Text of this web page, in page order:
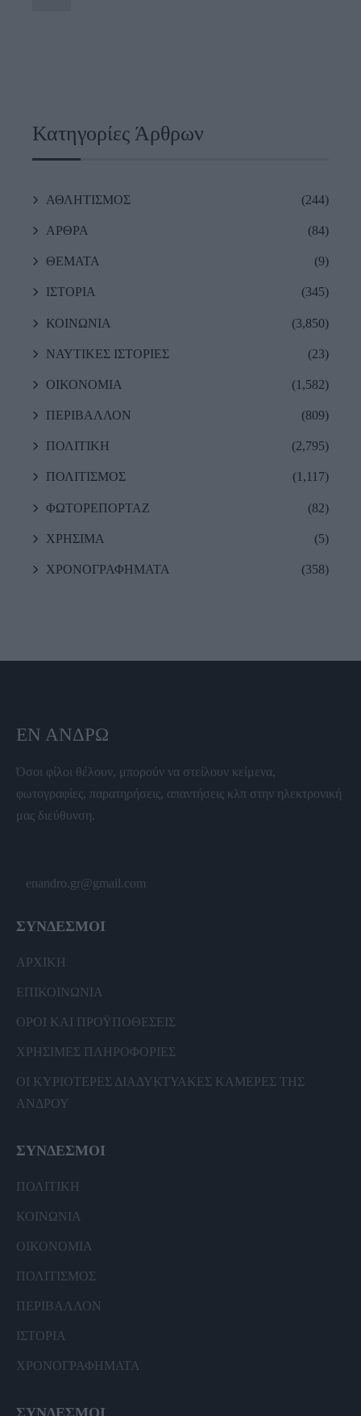
Κατηγορίες Άρθρων
ΑΘΛΗΤΙΣΜΟΣ (244)
ΑΡΘΡΑ (84)
ΘΕΜΑΤΑ (9)
ΙΣΤΟΡΙΑ (345)
ΚΟΙΝΩΝΙΑ (3,850)
ΝΑΥΤΙΚΕΣ ΙΣΤΟΡΙΕΣ (23)
ΟΙΚΟΝΟΜΙΑ (1,582)
ΠΕΡΙΒΑΛΛΟΝ (809)
ΠΟΛΙΤΙΚΗ (2,795)
ΠΟΛΙΤΙΣΜΟΣ (1,117)
ΦΩΤΟΡΕΠΟΡΤΑΖ (82)
ΧΡΗΣΙΜΑ (5)
ΧΡΟΝΟΓΡΑΦΗΜΑΤΑ (358)
ΕΝ ΆΝΔΡΩ
Όσοι φίλοι θέλουν, μπορούν να στείλουν κείμενα,
φωτογραφίες, παρατηρήσεις, απαντήσεις κλπ στην ηλεκτρονική
μας διεύθυνση.
enandro.gr@gmail.com
ΣΥΝΔΕΣΜΟΙ
ΑΡΧΙΚΗ
ΕΠΙΚΟΙΝΩΝΙΑ
ΟΡΟΙ ΚΑΙ ΠΡΟΫΠΟΘΕΣΕΙΣ
ΧΡΗΣΙΜΕΣ ΠΛΗΡΟΦΟΡΙΕΣ
ΟΙ ΚΥΡΙΟΤΕΡΕΣ ΔΙΑΔΥΚΤΥΑΚΕΣ ΚΑΜΕΡΕΣ ΤΗΣ
ΑΝΔΡΟΥ
ΣΥΝΔΕΣΜΟΙ
ΠΟΛΙΤΙΚΗ
ΚΟΙΝΩΝΙΑ
ΟΙΚΟΝΟΜΙΑ
ΠΟΛΙΤΙΣΜΟΣ
ΠΕΡΙΒΑΛΛΟΝ
ΙΣΤΟΡΙΑ
ΧΡΟΝΟΓΡΑΦΗΜΑΤΑ